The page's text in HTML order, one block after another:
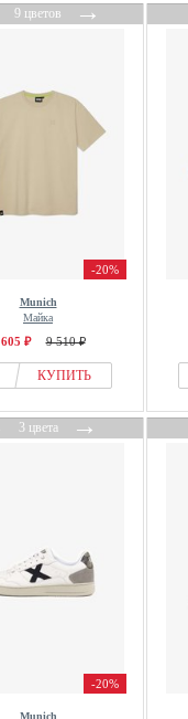
9 цветов→
-20%
Munich
Майка
₽ 9 510 ₽
КУПИТЬ
3 цвета→
-20%
Munich